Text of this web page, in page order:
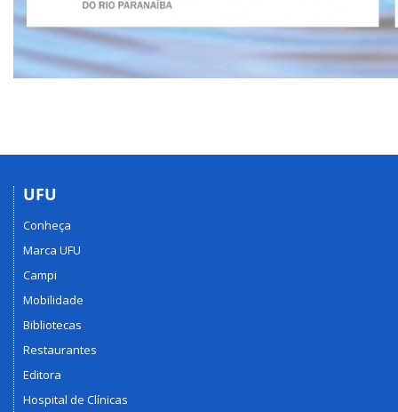
UFU
Conheça
Marca UFU
Campi
Mobilidade
Bibliotecas
Restaurantes
Editora
Hospital de Clínicas